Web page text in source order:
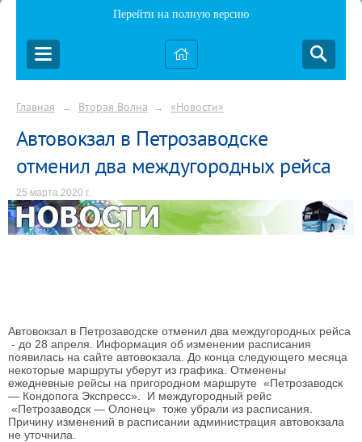
Перейти на полную версию
Главная → Вторая Волна → «Новости»
Автовокзал в Петрозаводске
отменил два междугородных рейса
25 марта 2020 г.
Автовокзал в Петрозаводске отменил два междугородных рейса
- до 28 апреля.
Информация об изменении расписания
появилась на сайте автовокзала. До конца следующего месяца
некоторые маршруты уберут из графика. Отменены
ежедневные рейсы на пригородном маршруте «Петрозаводск
— Кондопога Экспресс». И междугородный рейс
«Петрозаводск — Олонец» тоже убрали из расписания.
Причину изменений в расписании администрация автовокзала
не уточнила.